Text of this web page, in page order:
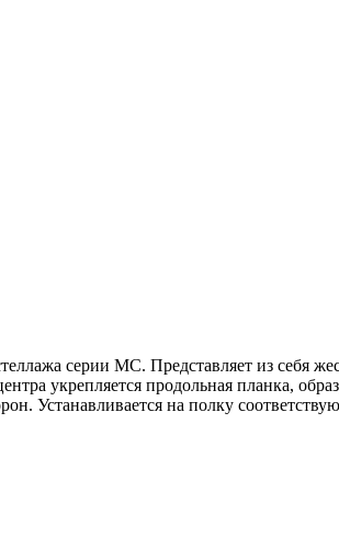
серии МС. Представляет из себя
укрепляется продольная планка,
Устанавливается на полку